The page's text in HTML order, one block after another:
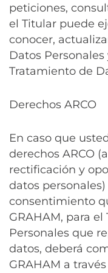
peticiones,
el Titular puede
conocer,
Datos
Tratamiento de
Derechos ARCO
En caso que
derechos ARCO
rectificación y
datos
consentimiento
GRAHAM, para
Personales que
datos, deberá
GRAHAM a